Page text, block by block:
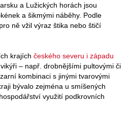
a Lužických horách jsou
a šikmými náběhy. Podle
ně vžil výraz štika nebo štičí
krajích českého severu i západu
– např. drobnějšími pultovými či
kombinaci s jinými tvarovými
bývalo zejména u smíšených
využití podkrovních